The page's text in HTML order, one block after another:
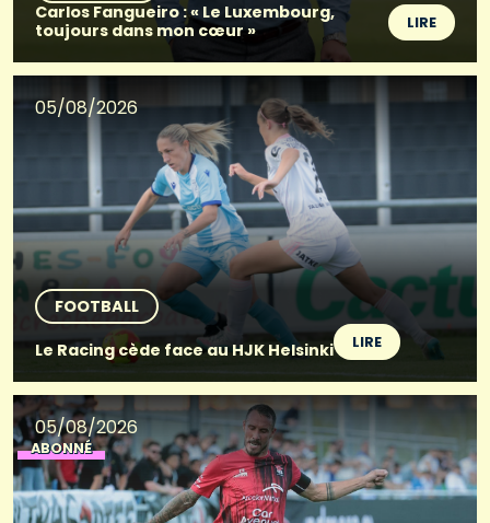
Carlos Fangueiro : « Le Luxembourg,
toujours dans mon cœur »
LIRE
05/08/2026
FOOTBALL
Le Racing cède face au HJK Helsinki
LIRE
05/08/2026
ABONNÉ